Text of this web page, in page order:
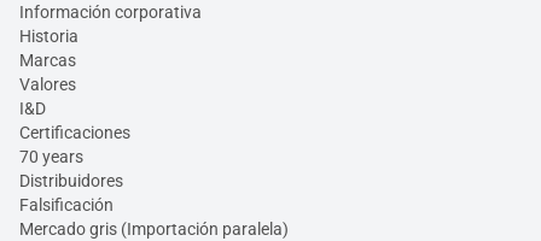
Información corporativa
Historia
Marcas
Valores
I&D
Certificaciones
70 years
Distribuidores
Falsificación
Mercado gris (Importación paralela)